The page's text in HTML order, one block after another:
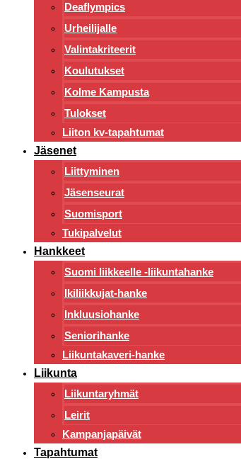
Deaflympics
Urheilijalle
Valintakriteerit
Koulutukset
Kolme Kampusta
Tulokset
Liiton kv-tapahtumat
Jäsenet
Liittyminen
Jäsenseurat
Suomisport
Tukipalvelut
Hankkeet
Suomi liikkeelle -liikuntahanke
Ikiliikkujat-hanke
Inkluusiohanke
Seniorihanke
Liikuntakaveri-hanke
Liikunta
Liikuntaryhmät
Leirit
Kampanjapäivät
Tapahtumat